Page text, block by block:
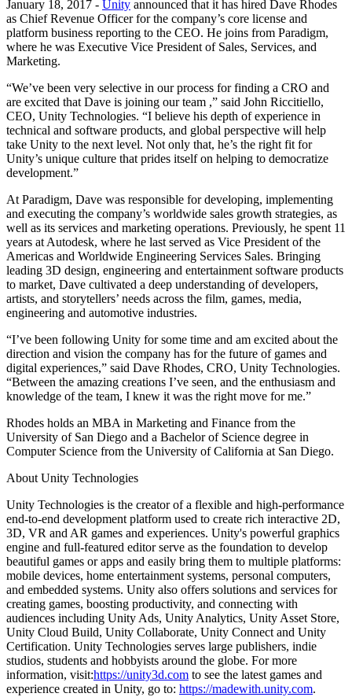
LiveOps
Einblicke nach dem Start und Live-Spielbetrieb
Wachsen Sie
Nutzerakquisition
Entdecken Sie und gewinnen Sie mobile Benutzer
In-App-Käufe
IAP Management über Filialen und D2C hinweg
Verbinden Sie Spieler mit den richtigen Spielen
Werben mit Unity
Monetarisieren mit Unity
Anwendungsfälle
Mobile Spiele
Mobile Hits mit Unity erstellen und wachsen lassen
Indie-Spiele
XR-Spiele
XR-Spiele plattformübergreifend starten
Multiplayer-Spiele
Vereinfachte Entwicklung von Multiplayer-Spielen
Einzelhandel
In-Store-Erlebnisse in Online-Erlebnisse umwandeln
Automobilindustrie
Innovation und Erlebnisse im Auto fördern
Alle Branchen anzeigen
Einblicke
Fallstudien
Erfolgsgeschichten aus der Praxis
Best-Practice-Leitfäden
Experten Tipps und Tricks
Demos
Demos, Beispiele und Bausteine
Alle Ressourcen
Blog
Aktualisierungen, Informationen und technische Tipps
Neuigkeiten
Nachrichten, Geschichten und Pressezentrum
Schließen Sie sich Entwicklern, Kreativen und Insidern an
Unity Awards
Feier der Unity-Schöpfer weltweit
Anleitungen
Umsetzbare Tipps und bewährte Verfahren
Bildung
Für Studierende
Starten Sie Ihre Karriere
Für Lehrkräfte
Optimieren Sie Ihr Lehren
Bringen Sie die Kraft von Unity in Ihre Institution
Zertifizierungen
Beweisen Sie Ihre Unity-Meisterschaft
January 18, 2017 - Unity announced that it has hired Dave Rhodes
as Chief Revenue Officer for the company’s core license and
platform business reporting to the CEO. He joins from Paradigm,
where he was Executive Vice President of Sales, Services, and
Marketing.
“We’ve been very selective in our process for finding a CRO and
are excited that Dave is joining our team ,” said John Riccitiello,
CEO, Unity Technologies. “I believe his depth of experience in
technical and software products, and global perspective will help
take Unity to the next level. Not only that, he’s the right fit for
Unity’s unique culture that prides itself on helping to democratize
development.”
At Paradigm, Dave was responsible for developing, implementing
and executing the company’s worldwide sales growth strategies, as
well as its services and marketing operations. Previously, he spent 11
years at Autodesk, where he last served as Vice President of the
Americas and Worldwide Engineering Services Sales. Bringing
leading 3D design, engineering and entertainment software products
to market, Dave cultivated a deep understanding of developers,
artists, and storytellers’ needs across the film, games, media,
engineering and automotive industries.
“I’ve been following Unity for some time and am excited about the
direction and vision the company has for the future of games and
digital experiences,” said Dave Rhodes, CRO, Unity Technologies.
“Between the amazing creations I’ve seen, and the enthusiasm and
knowledge of the team, I knew it was the right move for me.”
Rhodes holds an MBA in Marketing and Finance from the
University of San Diego and a Bachelor of Science degree in
Computer Science from the University of California at San Diego.
About Unity Technologies
Unity Technologies is the creator of a flexible and high-performance
end-to-end development platform used to create rich interactive 2D,
3D, VR and AR games and experiences. Unity's powerful graphics
engine and full-featured editor serve as the foundation to develop
beautiful games or apps and easily bring them to multiple platforms:
mobile devices, home entertainment systems, personal computers,
and embedded systems. Unity also offers solutions and services for
creating games, boosting productivity, and connecting with
audiences including Unity Ads, Unity Analytics, Unity Asset Store,
Unity Cloud Build, Unity Collaborate, Unity Connect and Unity
Certification. Unity Technologies serves large publishers, indie
studios, students and hobbyists around the globe. For more
information, visit:https://unity3d.com to see the latest games and
experience created in Unity, go to: https://madewith.unity.com.